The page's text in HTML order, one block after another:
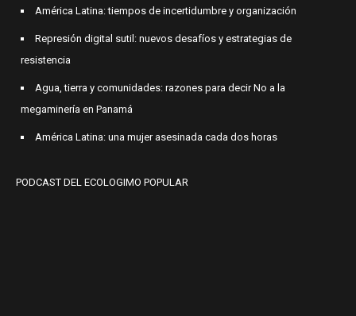
América Latina: tiempos de incertidumbre y organización
Represión digital sutil: nuevos desafíos y estrategias de
resistencia
Agua, tierra y comunidades: razones para decir No a la
megaminería en Panamá
América Latina: una mujer asesinada cada dos horas
PODCAST DEL ECOLOGIMO POPULAR